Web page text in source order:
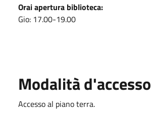
Orai apertura biblioteca:
Gio: 17.00-19.00
Modalità d'accesso
Accesso al piano terra.